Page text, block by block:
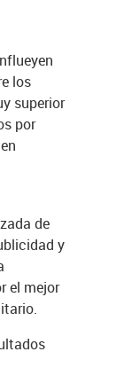
los
superior
por
de
y
el mejor